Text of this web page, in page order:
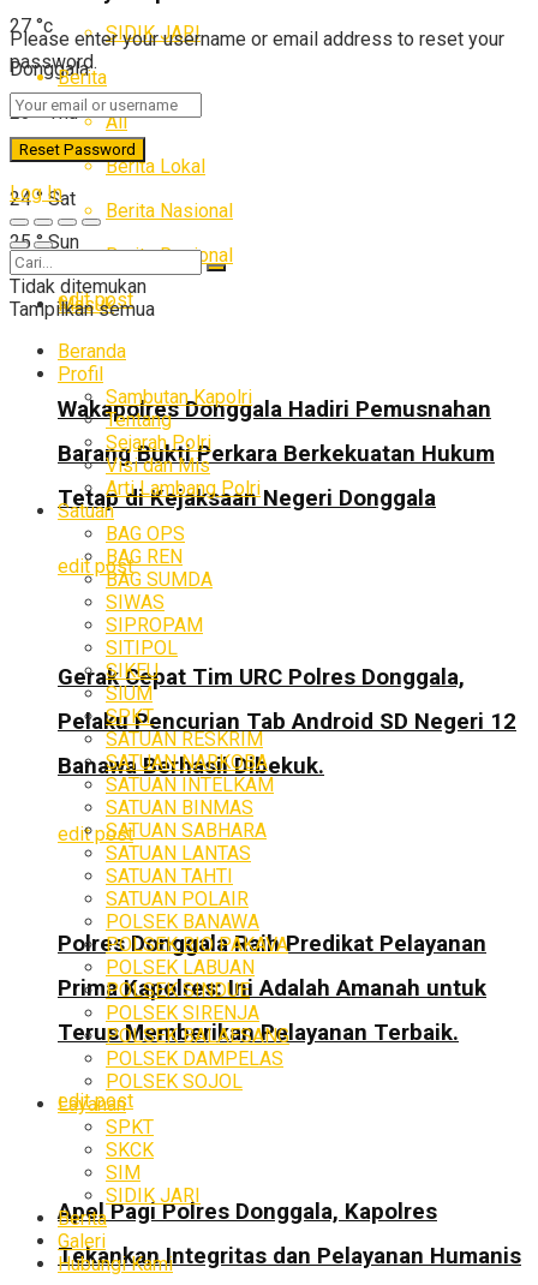
27 °c
Donggala
23 ° Thu
25 ° Fri
24 ° Sat
25 ° Sun
Masuk
SIDIK JARI
Berita
All
Berita Lokal
Berita Nasional
Berita Regional
edit post
Wakapolres Donggala Hadiri Pemusnahan
Barang Bukti Perkara Berkekuatan Hukum
Tetap di Kejaksaan Negeri Donggala
edit post
Gerak Cepat Tim URC Polres Donggala,
Pelaku Pencurian Tab Android SD Negeri 12
Banawa Berhasil Dibekuk.
edit post
Polres Donggala Raih Predikat Pelayanan
Prima Kapolres: Ini Adalah Amanah untuk
Terus Memberikan Pelayanan Terbaik.
edit post
Apel Pagi Polres Donggala, Kapolres
Tekankan Integritas dan Pelayanan Humanis
Please enter your username or email address to reset your
password.
Log In
Tidak ditemukan
Tampilkan semua
Beranda
Profil
Sambutan Kapolri
Tentang
Sejarah Polri
Visi dan Mis
Arti Lambang Polri
Satuan
BAG OPS
BAG REN
BAG SUMDA
SIWAS
SIPROPAM
SITIPOL
SIKEU
SIUM
SPKT
SATUAN RESKRIM
SATUAN NARKOBA
SATUAN INTELKAM
SATUAN BINMAS
SATUAN SABHARA
SATUAN LANTAS
SATUAN TAHTI
SATUAN POLAIR
POLSEK BANAWA
POLSEK RIO PAKAVA
POLSEK LABUAN
POLSEK SINDUE
POLSEK SIRENJA
POLSEK BALAESANG
POLSEK DAMPELAS
POLSEK SOJOL
Layanan
SPKT
SKCK
SIM
SIDIK JARI
Berita
Galeri
Hubungi Kami